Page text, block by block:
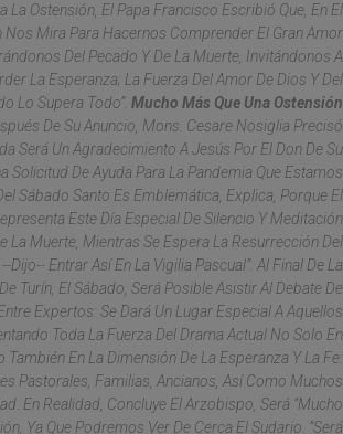
La Ostensión, El Papa Francisco Escribió Que, En El
Nos Mira Para Hacernos Comprender El Gran Amor
Del Pecado Y De La Muerte, Invitándonos A
La Esperanza; La Fuerza Del Amor De Dios Y Del
Lo Supera Todo”. Mucho Más Que Una Ostensión
De Su Anuncio, Mons. Cesare Nosiglia Precisó
Será Un Agradecimiento A Jesús Por El Don De Su
Solicitud De Ayuda Para La Pandemia Que Estamos
Sábado Santo Es Emblemática, Explica, Porque El
Este Día Especial De Silencio Y Meditación
La Muerte, Mientras Se Espera La Resurrección Del
Dijo-- Entrar Así En La Vigilia Pascual”. Al Final De La
Turín, El Sábado, Será Posible Asistir Al Debate De
Expertos: Se Dará Un Lugar Especial A Aquellos
Toda La Fuerza Del Drama Actual No Solo En
También En La Dimensión De La Esperanza Y La Fe:
Pastorales, Familias, Ancianos, Así Como Muchos
En Realidad, Concluye El Arzobispo, Será “mucho
Ya Que Podremos Ver De Cerca El Sudario. “Será